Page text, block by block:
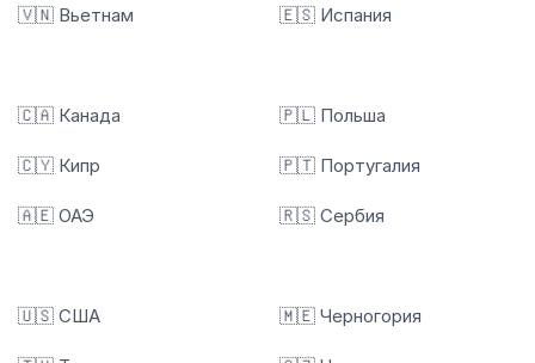
🇻🇳 Вьетнам 🇪🇸 Испания
🇨🇦 Канада
🇨🇾 Кипр
🇦🇪 ОАЭ
🇵🇱 Польша
🇵🇹 Португалия
🇷🇸 Сербия
🇺🇸 США 🇲🇪 Черногория